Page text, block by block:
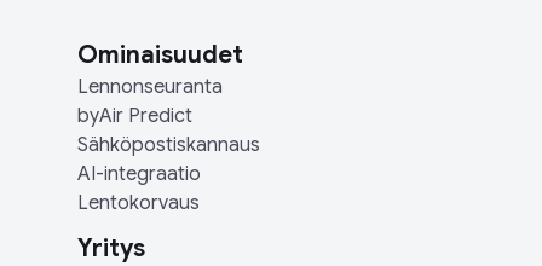
Ominaisuudet
Lennonseuranta
byAir Predict
Sähköpostiskannaus
AI-integraatio
Lentokorvaus
Yritys